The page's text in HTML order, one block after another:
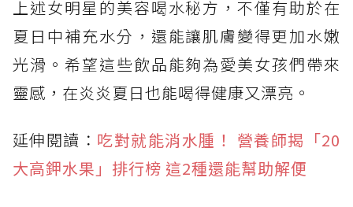
上述女明星的美容喝水秘方，不僅有助於在
夏日中補充水分，還能讓肌膚變得更加水嫩
光滑。希望這些飲品能夠為愛美女孩們帶來
靈感，在炎炎夏日也能喝得健康又漂亮。
延伸閱讀： 吃對就能消水腫！ 營養師揭「20
大高鉀水果」排行榜 這2種還能幫助解便